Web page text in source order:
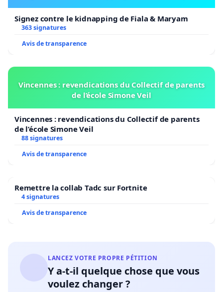
Signez contre le kidnapping de Fiala & Maryam
363 signatures
Avis de transparence
Vincennes : revendications du Collectif de parents
de l’école Simone Veil
Vincennes : revendications du Collectif de parents
de l’école Simone Veil
88 signatures
Avis de transparence
Remettre la collab Tadc sur Fortnite
4 signatures
Avis de transparence
LANCEZ VOTRE PROPRE PÉTITION
Y a-t-il quelque chose que vous
voulez changer ?